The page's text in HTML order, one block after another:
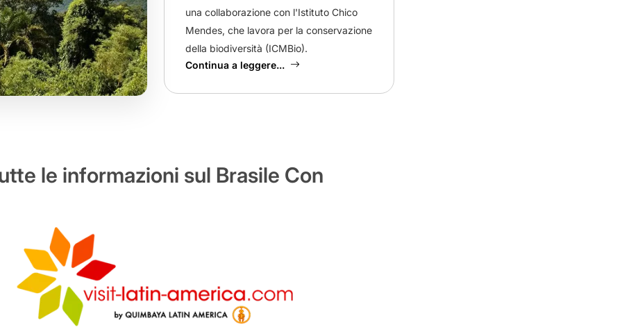
una collaborazione con l'Istituto Chico
Mendes, che lavora per la conservazione
della biodiversità (ICMBio).
Continua a leggere...
le informazioni sul Brasile Con